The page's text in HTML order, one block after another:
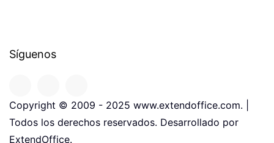
Síguenos
Copyright © 2009 - 2025 www.extendoffice.com. |
Todos los derechos reservados. Desarrollado por
ExtendOffice.